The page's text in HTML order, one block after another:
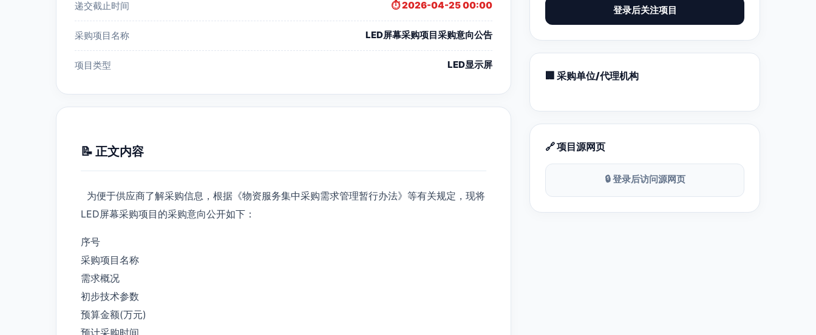
递交截止时间 ⏱️ 2026-04-25 00:00
采购项目名称 LED屏幕采购项目采购意向公告
项目类型 LED显示屏
📝 正文内容
为便于供应商了解采购信息，根据《物资服务集中采购需求管理暂行办法》等有关规定，现将
LED屏幕采购项目的采购意向公开如下：
序号
采购项目名称
需求概况
初步技术参数
预算金额(万元)
预计采购时间
登录后关注项目
🏢 采购单位/代理机构
🔗 项目源网页
🔒 登录后访问源网页